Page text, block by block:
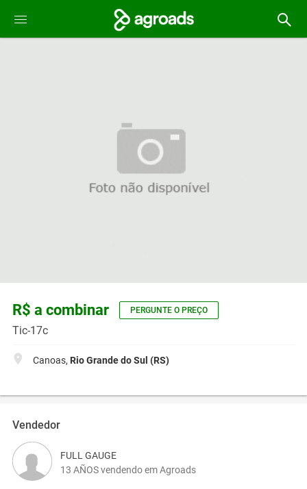
R$ a combinar PERGUNTE O PREÇO
Tic-17c
Canoas, Rio Grande do Sul (RS)
Vendedor
FULL GAUGE
13 AÑOS vendendo em Agroads